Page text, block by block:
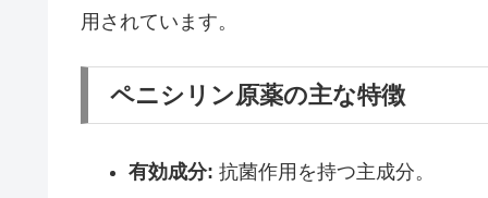
用されています。
ペニシリン原薬の主な特徴
有効成分: 抗菌作用を持つ主成分。